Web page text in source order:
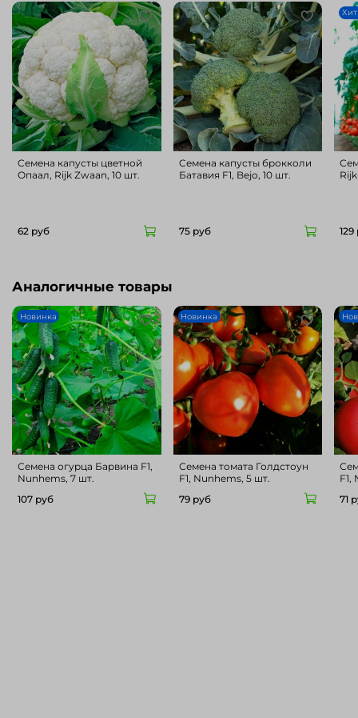
Cемена капусты цветной
Опаал, Rijk Zwaan, 10 шт.
62 руб
Cемена капусты брокколи
Батавия F1, Bejo, 10 шт.
75 руб 129
Аналогичные товары
Новинка
Семена огурца Барвина F1,
Nunhems, 7 шт.
107 руб
Новинка
Семена томата Голдстоун
F1, Nunhems, 5 шт.
79 руб
F1,
71